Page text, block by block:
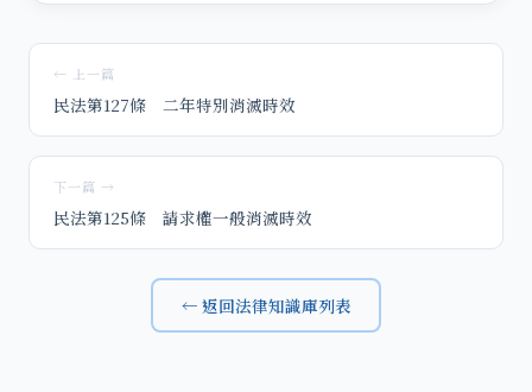
← 上一篇
民法第127條 二年特別消滅時效
下一篇 →
民法第125條 請求權一般消滅時效
← 返回法律知識庫列表